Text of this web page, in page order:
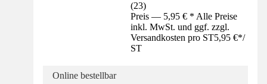
(23)
Preis — 5,95 € * Alle Preise
inkl. MwSt. und ggf. zzgl.
Versandkosten pro ST5,95 €*/
ST
Online bestellbar